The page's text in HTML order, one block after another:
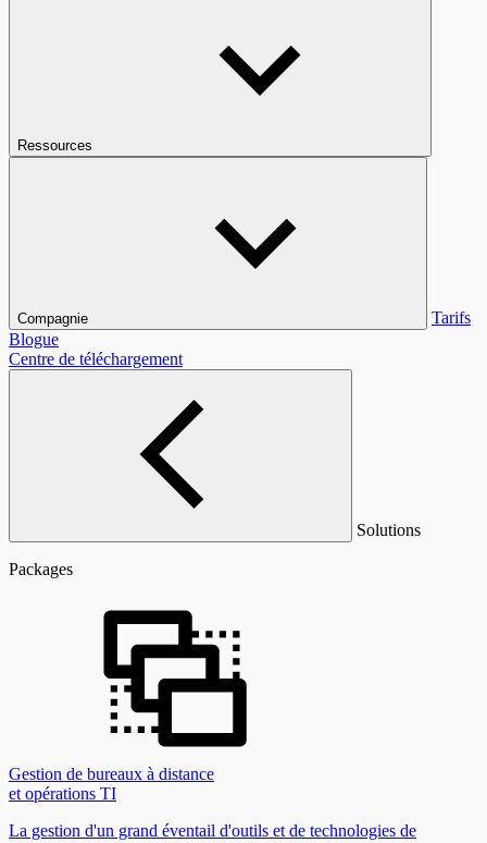
Ressources
Compagnie
Tarifs
Blogue
Centre de téléchargement
Solutions
Packages
Gestion de bureaux à distance
et opérations TI
La gestion d'un grand éventail d'outils et de technologies de